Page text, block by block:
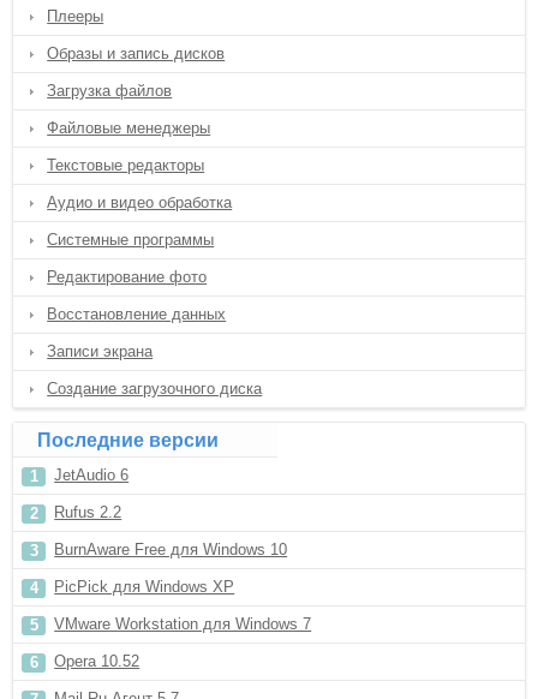
Плееры
Образы и запись дисков
Загрузка файлов
Файловые менеджеры
Текстовые редакторы
Аудио и видео обработка
Системные программы
Редактирование фото
Восстановление данных
Записи экрана
Создание загрузочного диска
Последние версии
JetAudio 6
Rufus 2.2
BurnAware Free для Windows 10
PicPick для Windows XP
VMware Workstation для Windows 7
Opera 10.52